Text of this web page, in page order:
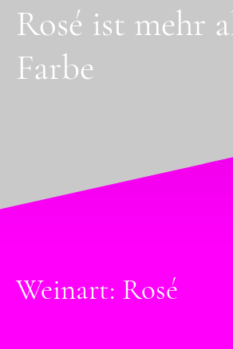
Rosé ist mehr
Farbe
Weinart: Rosé